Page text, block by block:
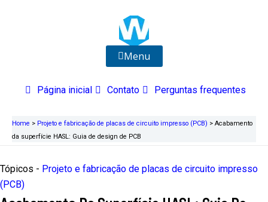
Menu
Página inicial Contato Perguntas frequentes
Home > Projeto e fabricação de placas de circuito impresso (PCB) > Acabamento
da superfície HASL: Guia de design de PCB
Tópicos - Projeto e fabricação de placas de circuito impresso
(PCB)